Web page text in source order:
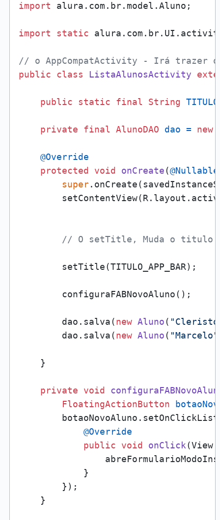
import alura.com.br.model.Aluno;
import static
// o AppCompatActivity - Irá trazer
public
class ListaAlunosActivity
public static final String
private final AlunoDAO dao = new
@Override
protected
void onCreate(@Nullable
super
// O setTitle, Muda o titulo
        setTitle(TITULO_APP_BAR);
        configuraFABNovoAluno();
        dao.salva(
new Aluno(
        dao.salva(
new Aluno( "Marcelo"
    }
private void
FloatingActionButton
@Override
public
void onClick(View
            }
        });
    }